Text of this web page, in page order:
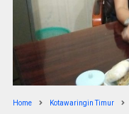
Home Kotawaringin Timur